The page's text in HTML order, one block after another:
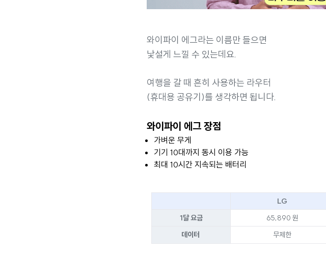
와이파이 에그라는 이름만 들으면
낯설게 느낄 수 있는데요.
여행을 갈 때 흔히 사용하는 라우터
(휴대용 공유기)를 생각하면 됩니다.
와이파이 에그 장점
가벼운 무게
기기 10대까지 동시 이용 가능
최대 10시간 지속되는 배터리
LG
1달 요금
65,890 원
데이터
무제한